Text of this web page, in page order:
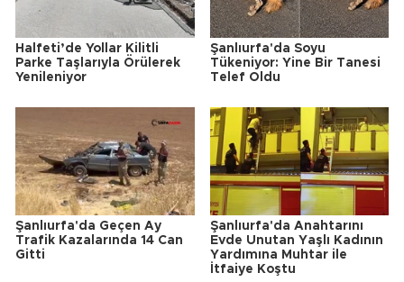
Halfeti’de Yollar Kilitli
Parke Taşlarıyla Örülerek
Yenileniyor
Şanlıurfa'da Soyu
Tükeniyor: Yine Bir Tanesi
Telef Oldu
Şanlıurfa'da Geçen Ay
Trafik Kazalarında 14 Can
Gitti
Şanlıurfa'da Anahtarını
Evde Unutan Yaşlı Kadının
Yardımına Muhtar ile
İtfaiye Koştu